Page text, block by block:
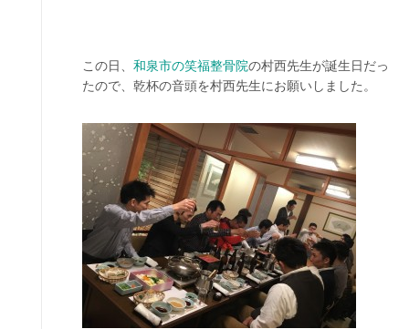
この日、 和泉市の笑福整骨院の村西先生が誕生日だっ
たので、乾杯の音頭を村西先生にお願いしました。